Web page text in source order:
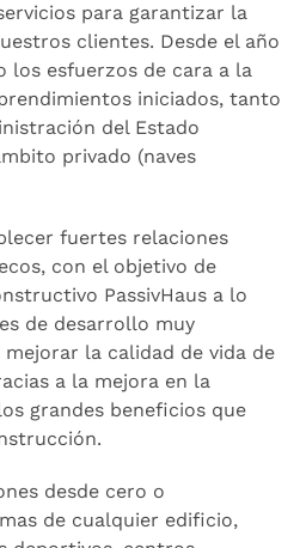
para garantizar la
clientes. Desde el año
los esfuerzos de cara a la
iniciados, tanto
del Estado
privado (naves
fuertes relaciones
con el objetivo de
PassivHaus a lo
de desarrollo muy
la calidad de vida de
a la mejora en la
grandes beneficios que
desde cero o
de cualquier edificio,